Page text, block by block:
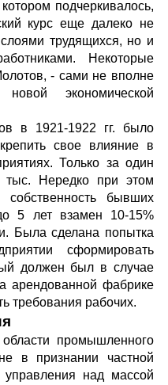
подчеркивалось,
курс еще далеко не
трудящихся, но и
Некоторые
- сами не вполне
экономической
в 1921-1922 гг. было
свое влияние в
Только за один
Нередко при этом
бывших
5 лет взамен 10-15%
Была сделана попытка
сформировать
должен был в случае
арендованной фабрике
требования рабочих.
промышленного
в признании частной
управления над массой